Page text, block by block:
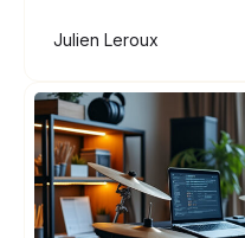
Julien Leroux